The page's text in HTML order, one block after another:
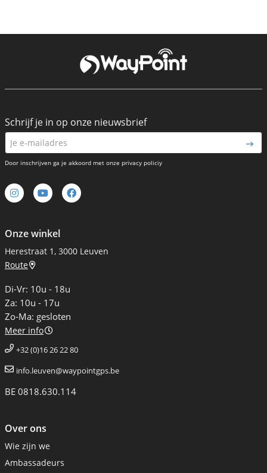
Onze winkel
Herestraat 1, 3000 Leuven
Route
Di-Vr: 10u - 18u
Za: 10u - 17u
Zo-Ma: gesloten
Meer info
+32 (0)16 26 22 80
info.leuven@waypointgps.be
BE 0818.630.114
Over ons
Wie zijn we
Ambassadeurs
Schrijf je in op onze nieuwsbrief
Door inschrijven ga je akkoord met onze privacy policiy